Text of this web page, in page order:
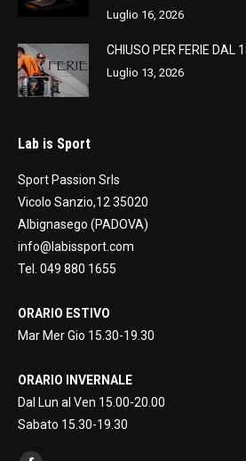
Luglio 16, 2026
CHIUSO PER FERIE DAL
Luglio 13, 2026
Lab is Sport
Sport Passion Srls
Vicolo Sanzio,12 35020
Albignasego (PADOVA)
info@labissport.com
Tel. 049 880 1655
ORARIO ESTIVO
Mar Mer Gio 15.30-19.30
ORARIO INVERNALE
Dal Lun al Ven 15.00-20.00
Sabato 15.30-19.30